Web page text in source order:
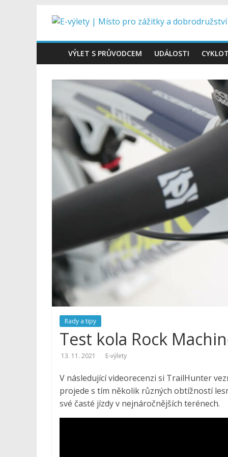
E-
výlety
|
Místo
pro
zážitky
a
dobrodružství
výlety
Dobrodružné
výlety
na
kolech,
pěší
turistiku,
tipy
výlety,
cyklotrasy,
bike
parky,
VÝLET S PRŮVODCEM UDÁLOSTI
Rady a tipy
Test kola Rock
13. 11. 2021 E-výlety
V následující videorecenzi si TrailHunter
projede s tím několik různých obtížností
své časté jízdy v nejnáročnějších terénech.